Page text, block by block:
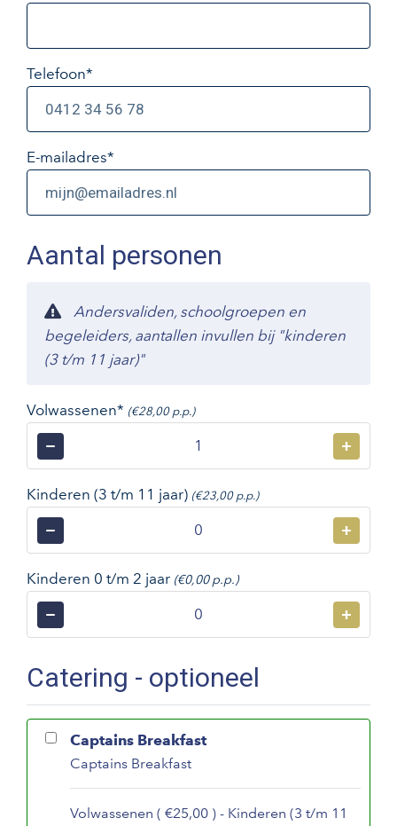
Telefoon*
E-mailadres*
Aantal personen
Andersvaliden, schoolgroepen en
begeleiders, aantallen invullen bij "kinderen
(3 t/m 11 jaar)"
Volwassenen* (€28,00 p.p.)
− +
Kinderen (3 t/m 11 jaar) (€23,00 p.p.)
− +
Kinderen 0 t/m 2 jaar (€0,00 p.p.)
− +
Catering - optioneel
Captains Breakfast
Captains Breakfast
Volwassenen ( €25,00 ) - Kinderen (3 t/m 11